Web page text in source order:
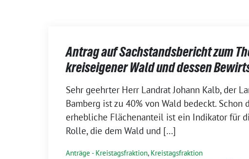
Antrag auf Sachstandsbericht zum
kreiseigener Wald und dessen
1.
Juli
2022
Sehr geehrter Herr Landrat Johann Kalb, der
Bamberg ist zu 40% von Wald bedeckt. Schon
erhebliche Flächenanteil ist ein Indikator für
Rolle, die dem Wald und […]
Anträge - Kreistagsfraktion, Kreistagsfraktion